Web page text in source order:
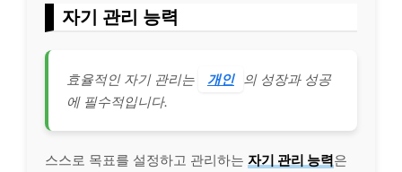
자기 관리 능력
효율적인 자기 관리는 개인 의 성장과 성공
에 필수적입니다.
스스로 목표를 설정하고 관리하는 자기 관리 능력은